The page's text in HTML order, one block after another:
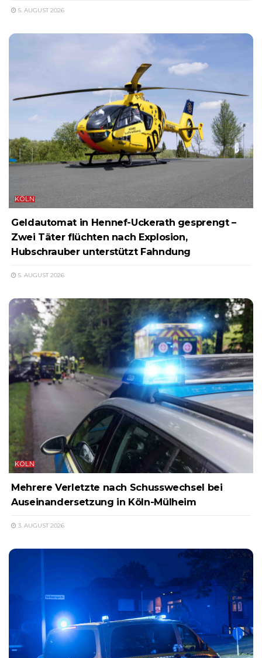
5. AUGUST 2026
KÖLN
Geldautomat in Hennef-Uckerath gesprengt –
Zwei Täter flüchten nach Explosion,
Hubschrauber unterstützt Fahndung
5. AUGUST 2026
KÖLN
Mehrere Verletzte nach Schusswechsel bei
Auseinandersetzung in Köln-Mülheim
3. AUGUST 2026